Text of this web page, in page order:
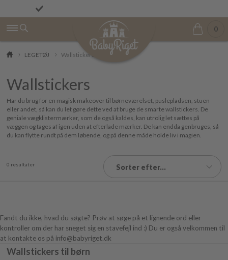
0
LEGETØJ Wallstickers
Wallstickers
Har du brug for en magisk makeover til børneværelset, puslepladsen, stuen
eller andet, så kan du let gøre dette ved at bruge de smarte wallstickers. De
geniale vægklistermærker, som de også kaldes, kan utrolig let sættes på
væggen og tages af igen uden at efterlade mærker. De kan endda genbruges, så
du kan flytte rundt på dem løbende, og på denne måde holde liv i magien.
Sorter efter...
0 resultater
Fandt du ikke, hvad du søgte? Prøv at søge på et lignende ord eller
kontroller om der har sneget sig en stavefejl ind :) Du er også velkommen til
at kontakte os på info@babyriget.dk
Wallstickers til børn